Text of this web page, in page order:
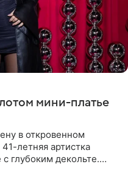
мини-платье
в откровенном
летняя артистка
глубоким декольте.